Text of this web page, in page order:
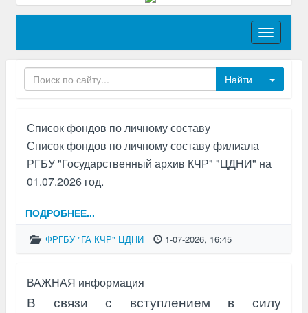
Toggle
Toggle
Список фондов по личному составу
Список фондов по личному составу филиала
РГБУ "Государственный архив КЧР" "ЦДНИ" на
01.07.2026 год.
ПОДРОБНЕЕ...
ФРГБУ "ГА КЧР" ЦДНИ 1-07-2026, 16:45
ВАЖНАЯ информация
В связи с вступлением в силу